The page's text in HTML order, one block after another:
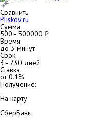
Сравнить
Pliskov.ru
Сумма
500 - 500000 ₽
Время
до 3 минут
Срок
3- 730 дней
Ставка
от0.1%
Получение:
На карту
СберБанк